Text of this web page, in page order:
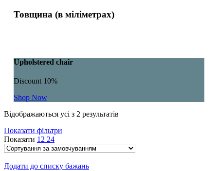
Товщина (в міліметрах)
Upholstered chair
Discount 10%
Shop Now
Відображаються усі з 2 результатів
Показати фільтри
Показати 12 24
Додати до списку бажань